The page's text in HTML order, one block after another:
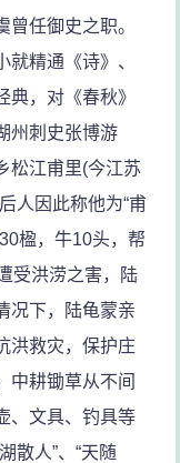
任御史之职。
精通《诗》、
典，对《春秋》
州刺史张博游
松江甫里(今江苏
人因此称他为“甫
楹，牛10头，帮
受洪涝之害，陆
况下，陆龟蒙亲
洪救灾，保护庄
中耕锄草从不间
、文具、钓具等
散人”、“天随